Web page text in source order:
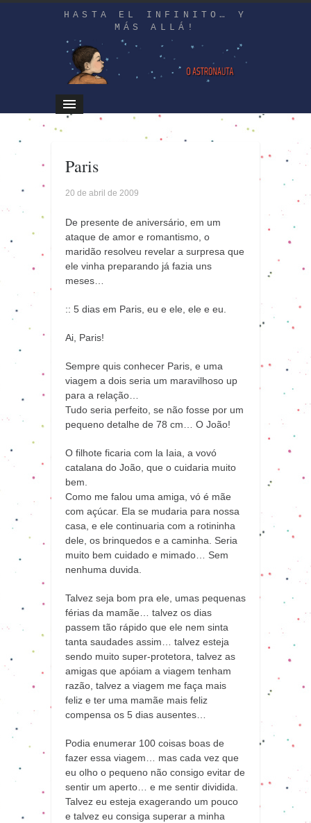
HASTA EL INFINITO… Y
MÁS ALLÁ!
Paris
20 de abril de 2009
De presente de aniversário, em um
ataque de amor e romantismo, o
maridão resolveu revelar a surpresa que
ele vinha preparando já fazia uns
meses…
:: 5 dias em Paris, eu e ele, ele e eu.
Ai, Paris!
Sempre quis conhecer Paris, e uma
viagem a dois seria um maravilhoso up
para a relação…
Tudo seria perfeito, se não fosse por um
pequeno detalhe de 78 cm… O João!
O filhote ficaria com la Iaia, a vovó
catalana do João, que o cuidaria muito
bem.
Como me falou uma amiga, vó é mãe
com açúcar. Ela se mudaria para nossa
casa, e ele continuaria com a rotininha
dele, os brinquedos e a caminha. Seria
muito bem cuidado e mimado… Sem
nenhuma duvida.
Talvez seja bom pra ele, umas pequenas
férias da mamãe… talvez os dias
passem tão rápido que ele nem sinta
tanta saudades assim… talvez esteja
sendo muito super-protetora, talvez as
amigas que apóiam a viagem tenham
razão, talvez a viagem me faça mais
feliz e ter uma mamãe mais feliz
compensa os 5 dias ausentes…
Podia enumerar 100 coisas boas de
fazer essa viagem… mas cada vez que
eu olho o pequeno não consigo evitar de
sentir um aperto… e me sentir dividida.
Talvez eu esteja exagerando um pouco
e talvez eu consiga superar a minha